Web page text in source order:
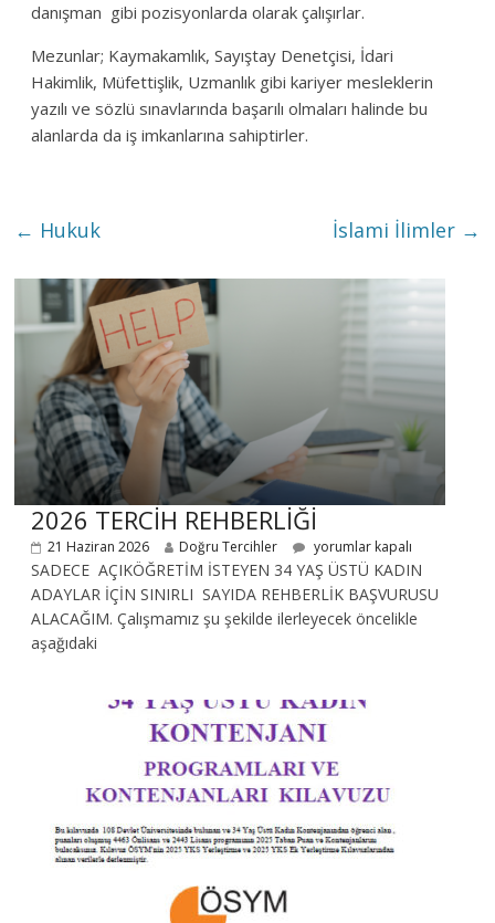
danışman gibi pozisyonlarda olarak çalışırlar.
Mezunlar; Kaymakamlık, Sayıştay Denetçisi, İdari
Hakimlik, Müfettişlik, Uzmanlık gibi kariyer mesleklerin
yazılı ve sözlü sınavlarında başarılı olmaları halinde bu
alanlarda da iş imkanlarına sahiptirler.
← Hukuk İslami İlimler →
2026 TERCİH REHBERLİĞİ
21 Haziran 2026 Doğru Tercihler yorumlar kapalı
SADECE AÇIKÖĞRETİM İSTEYEN 34 YAŞ ÜSTÜ KADIN
ADAYLAR İÇİN SINIRLI SAYIDA REHBERLİK BAŞVURUSU
ALACAĞIM. Çalışmamız şu şekilde ilerleyecek öncelikle
aşağıdaki